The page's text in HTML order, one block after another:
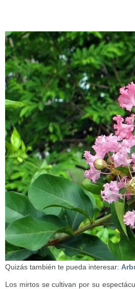
Quizás también te pueda interesar:
Los mirtos se cultivan por su